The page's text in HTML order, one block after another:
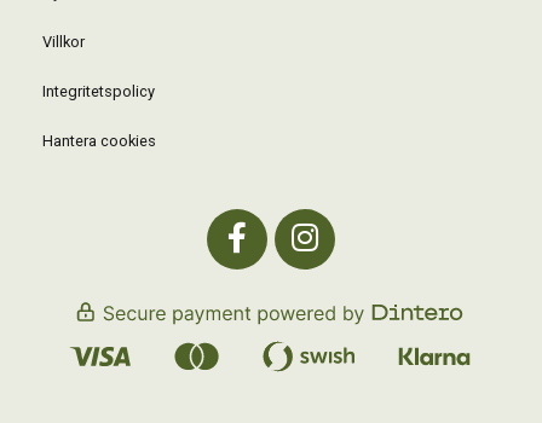
Villkor
Integritetspolicy
Hantera cookies